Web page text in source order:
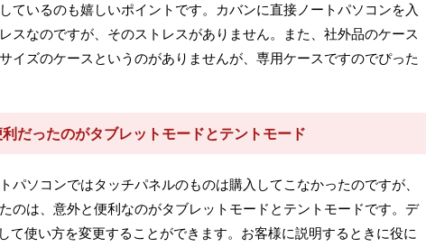
ているのも嬉しいポイントです。カバンに直接ノートパソコンを入
スなのですが、そのストレスがありません。また、社外品のケース
イズのケースというのがありませんが、専用ケースですのでぴった
だったのがタブレットモードとテントモード
パソコンではタッチパネルのものは購入してこなかったのですが、
のは、意外と便利なのがタブレットモードとテントモードです。デ
て使い方を変更することができます。お客様に説明するときに役に